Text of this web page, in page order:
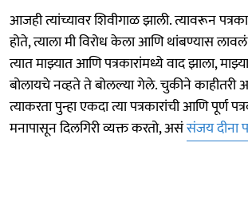
आजही त्यांच्यावर शिवीगाळ झाली. त्यावरून
होते, त्याला मी विरोध केला आणि थांबण्यास
त्यात माझ्यात आणि पत्रकारांमध्ये वाद झाला,
बोलायचे नव्हते ते बोलल्या गेले. चुकीने काहीतरी
त्याकरता पुन्हा एकदा त्या पत्रकारांची आणि पूर्ण
मनापासून दिलगिरी व्यक्त करतो, असंसंजय दीना